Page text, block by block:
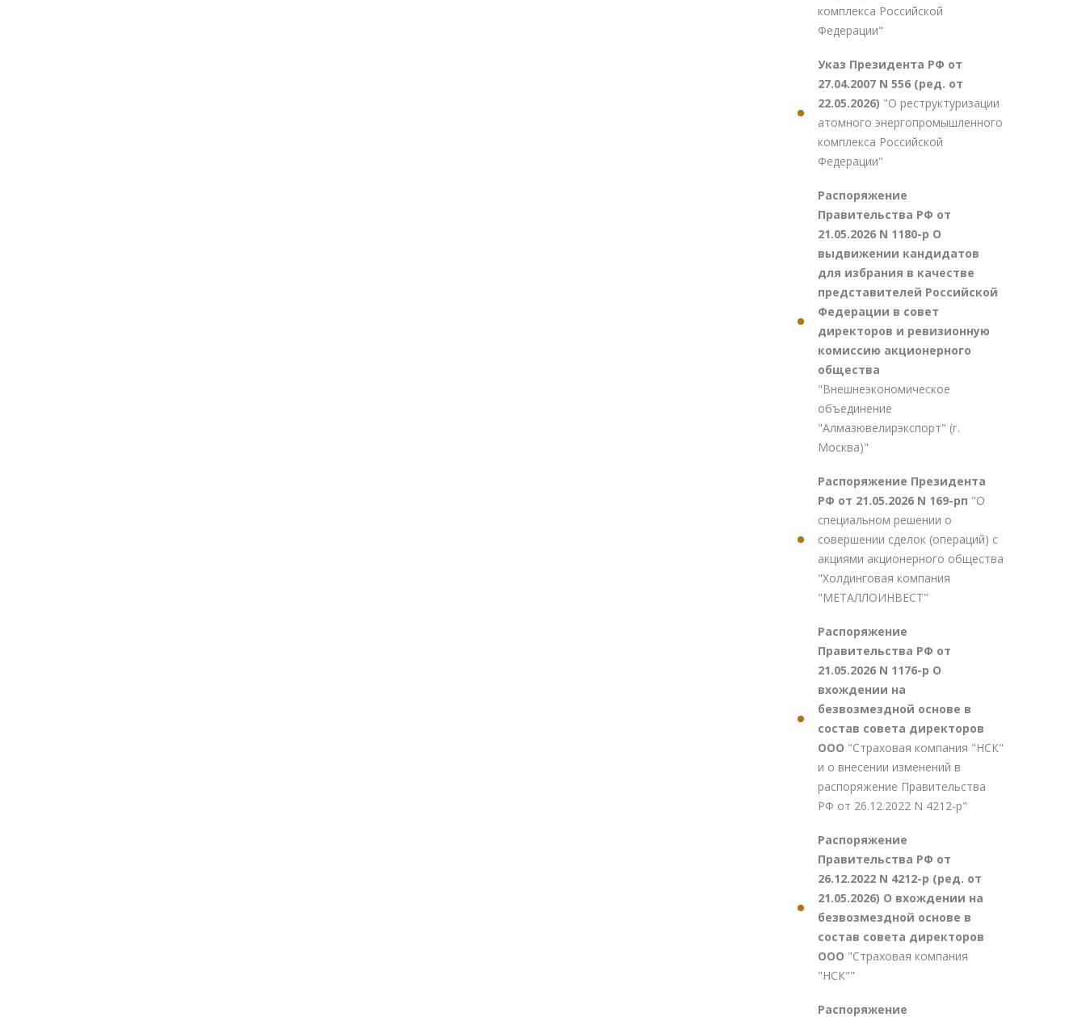
комплекса Российской
Федерации"
Указ Президента РФ от
27.04.2007 N 556 (ред. от
22.05.2026) "О реструктуризации
атомного энергопромышленного
комплекса Российской
Федерации"
Распоряжение
Правительства РФ от
21.05.2026 N 1180-р О
выдвижении кандидатов
для избрания в качестве
представителей Российской
Федерации в совет
директоров и ревизионную
комиссию акционерного
общества
"Внешнеэкономическое
объединение
"Алмазювелирэкспорт" (г.
Москва)"
Распоряжение Президента
РФ от 21.05.2026 N 169-рп "О
специальном решении о
совершении сделок (операций) с
акциями акционерного общества
"Холдинговая компания
"МЕТАЛЛОИНВЕСТ"
Распоряжение
Правительства РФ от
21.05.2026 N 1176-р О
вхождении на
безвозмездной основе в
состав совета директоров
ООО "Страховая компания "НСК"
и о внесении изменений в
распоряжение Правительства
РФ от 26.12.2022 N 4212-р"
Распоряжение
Правительства РФ от
26.12.2022 N 4212-р (ред. от
21.05.2026) О вхождении на
безвозмездной основе в
состав совета директоров
ООО "Страховая компания
"НСК""
Распоряжение